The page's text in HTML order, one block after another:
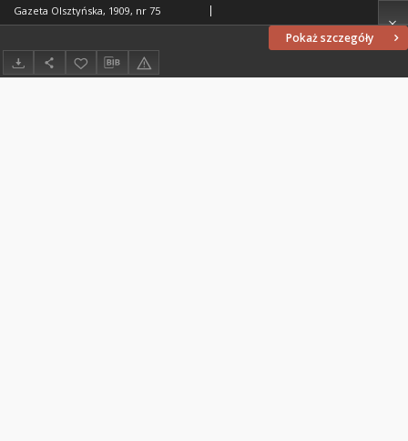
Pokaż szczegóły
Gazeta Olsztyńska, 1909, nr 75